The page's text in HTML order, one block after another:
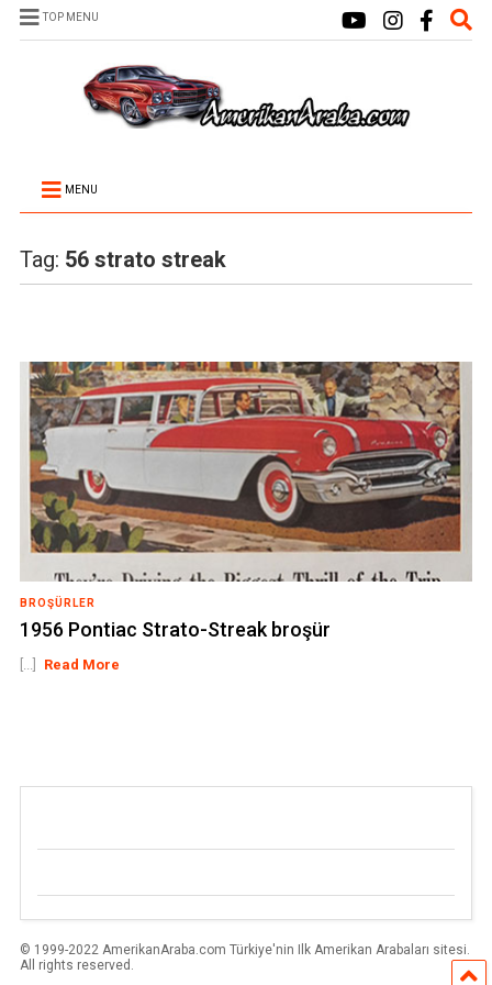
TOP MENU
MENU
Tag: 56 strato streak
BROŞÜRLER
1956 Pontiac Strato-Streak broşür
[...] Read More
© 1999-2022 AmerikanAraba.com Türkiye'nin Ilk Amerikan Arabaları sitesi.
All rights reserved.